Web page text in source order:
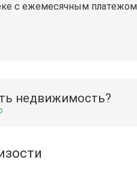
с ежемесячным
недвижимость?